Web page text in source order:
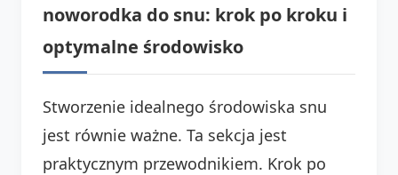
noworodka do snu: krok po kroku i
optymalne środowisko
Stworzenie idealnego środowiska snu
jest równie ważne. Ta sekcja jest
praktycznym przewodnikiem. Krok po